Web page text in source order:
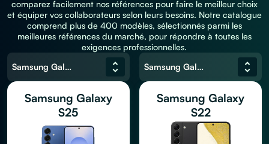
comparez facilement nos références pour faire le meilleur choix
et équiper vos collaborateurs selon leurs besoins. Notre catalogue
comprend plus de 400 modèles, sélectionnés parmi les
meilleures références du marché, pour répondre à toutes les
exigences professionnelles.
Samsung Galaxy S25
Samsung Galaxy
S25
Samsung Galaxy S22
Samsung Galaxy
S22